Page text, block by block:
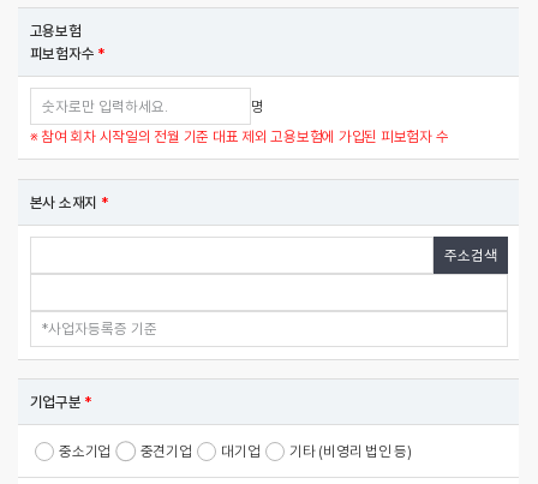
고용보험
피보험자수 *
명
※ 참여 회차 시작일의 전월 기준 대표 제외 고용보험에 가입된 피보험자 수
본사 소재지 *
주소검색
기업구분 *
중소기업 중견기업 대기업 기타 (비영리 법인 등)